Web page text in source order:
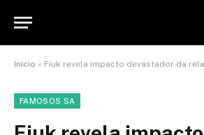
Início » Fiuk revela impacto devastador da relação
FAMOSOS SA